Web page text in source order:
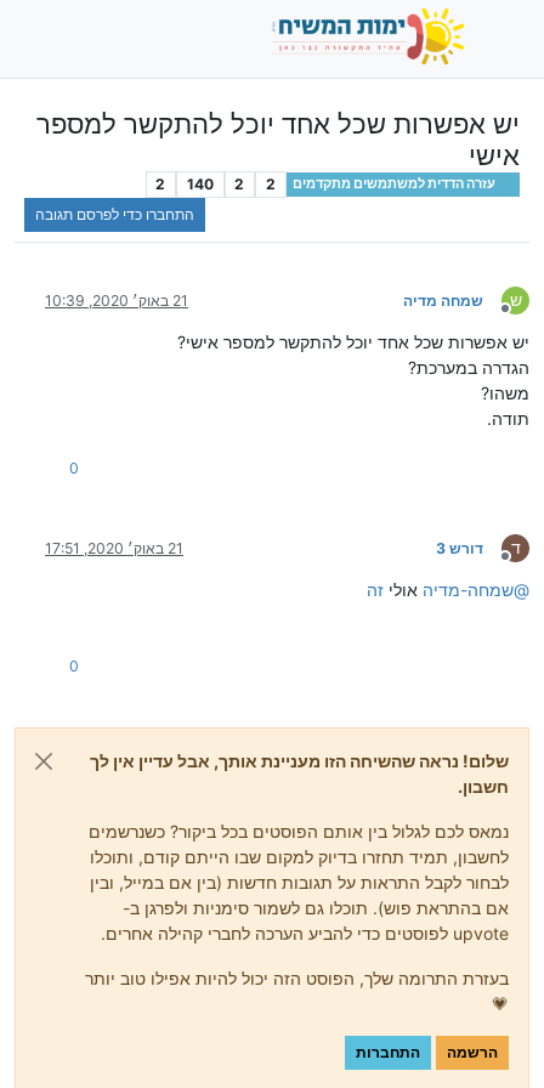
יש אפשרות שכל אחד יוכל להתקשר למספר
אישי
עזרה הדדית למשתמשים מתקדמים 2
2
140
2
התחברו כדי לפרסם תגובה
ש
מנותק
שמחה מדיה 21 באוק׳ 2020, 10:39
יש אפשרות שכל אחד יוכל להתקשר למספר אישי?
הגדרה במערכת?
משהו?
תודה.
0
ד
מנותק
דורש 3 21 באוק׳ 2020, 17:51
@שמחה-מדיה אולי זה
0
שלום! נראה שהשיחה הזו מעניינת אותך, אבל עדיין אין לך
חשבון.
נמאס לכם לגלול בין אותם הפוסטים בכל ביקור? כשנרשמים
לחשבון, תמיד תחזרו בדיוק למקום שבו הייתם קודם, ותוכלו
לבחור לקבל התראות על תגובות חדשות (בין אם במייל, ובין
אם בהתראת פוש). תוכלו גם לשמור סימניות ולפרגן ב-
upvote לפוסטים כדי להביע הערכה לחברי קהילה אחרים.
בעזרת התרומה שלך, הפוסט הזה יכול להיות אפילו טוב יותר
💗
הרשמה התחברות